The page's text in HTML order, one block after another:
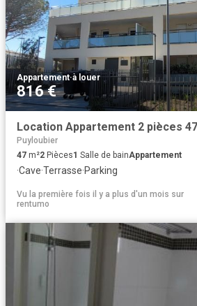
Appartement·à louer
816 €
Puyloubier
47 m²2 Pièces1 Salle de bainAppartement
·Cave·Terrasse·Parking
Vu la première fois il y a plus d'un mois sur
rentumo